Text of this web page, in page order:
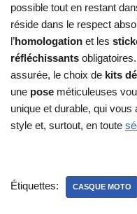
possible tout en restant
réside dans le respect
l’homologation et les
réfléchissants
assurée, le choix de kits
une pose méticuleuses
unique et durable, qui
style et, surtout, en toute
Étiquettes: CASQUE MOTO